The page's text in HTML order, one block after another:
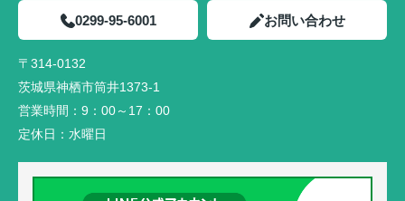
0299-95-6001 お問い合わせ
〒314-0132
茨城県神栖市筒井1373-1
営業時間： 9：00～17：00
定休日： 水曜日